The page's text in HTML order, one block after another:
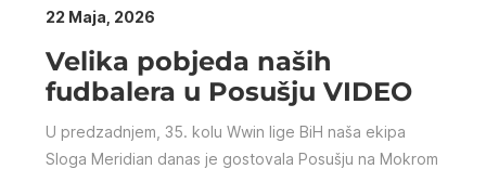
22 Maja, 2026
Velika pobjeda naših
fudbalera u Posušju VIDEO
U predzadnjem, 35. kolu Wwin lige BiH naša ekipa
Sloga Meridian danas je gostovala Posušju na Mokrom